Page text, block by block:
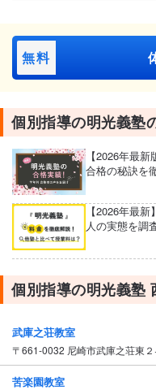
無料
個別指導の明光義塾
【2026年最
合格の秘訣を
【2026年最
人の実態を調
個別指導の明光義塾
武庫之荘教室
〒661-0032 尼崎市武庫之荘東
苦楽園教室